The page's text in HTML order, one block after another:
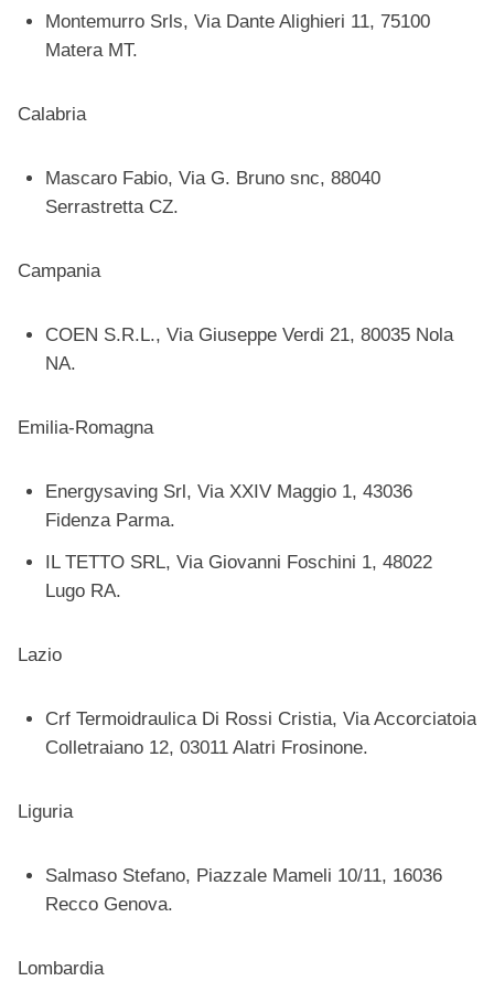
Montemurro Srls, Via Dante Alighieri 11, 75100
Matera MT.
Calabria
Mascaro Fabio, Via G. Bruno snc, 88040
Serrastretta CZ.
Campania
COEN S.R.L., Via Giuseppe Verdi 21, 80035 Nola
NA.
Emilia-Romagna
Energysaving Srl, Via XXIV Maggio 1, 43036
Fidenza Parma.
IL TETTO SRL, Via Giovanni Foschini 1, 48022
Lugo RA.
Lazio
Crf Termoidraulica Di Rossi Cristia, Via Accorciatoia
Colletraiano 12, 03011 Alatri Frosinone.
Liguria
Salmaso Stefano, Piazzale Mameli 10/11, 16036
Recco Genova.
Lombardia